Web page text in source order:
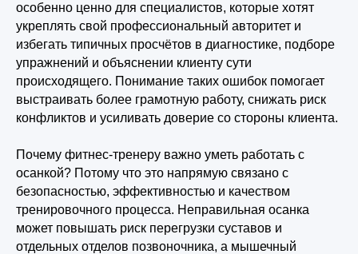
особенно ценно для специалистов, которые хотят
укреплять свой профессиональный авторитет и
избегать типичных просчётов в диагностике, подборе
упражнений и объяснении клиенту сути
происходящего. Понимание таких ошибок помогает
выстраивать более грамотную работу, снижать риск
конфликтов и усиливать доверие со стороны клиента.
Почему фитнес-тренеру важно уметь работать с
осанкой? Потому что это напрямую связано с
безопасностью, эффективностью и качеством
тренировочного процесса. Неправильная осанка
может повышать риск перегрузки суставов и
отдельных отделов позвоночника, а мышечный